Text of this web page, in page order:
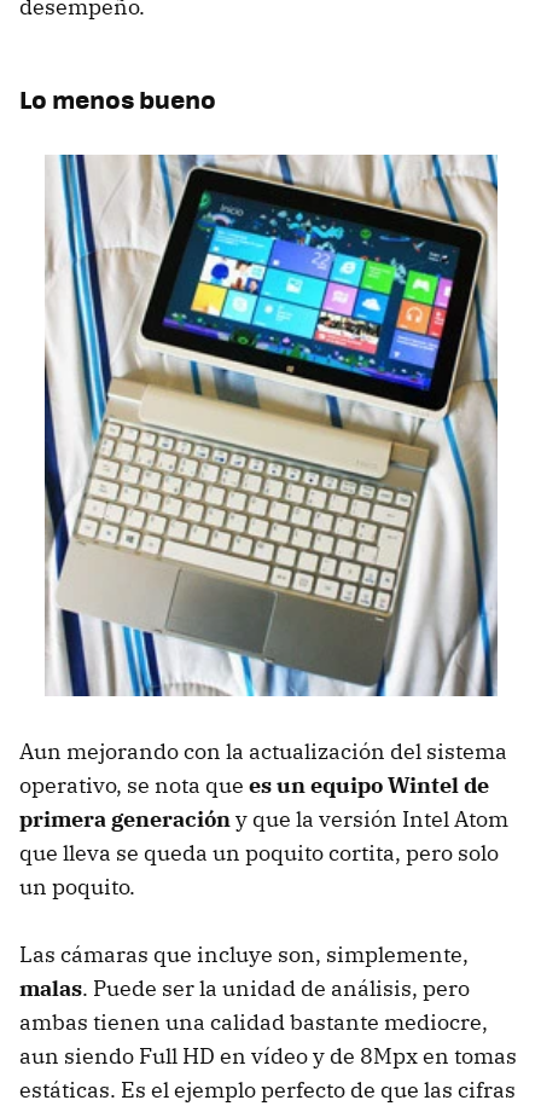
desempeño.
Lo menos bueno
Aun mejorando con la actualización del sistema
operativo, se nota que es un equipo Wintel de
primera generacióny que la versión Intel Atom
que lleva se queda un poquito cortita, pero solo
un poquito.
Las cámaras que incluye son, simplemente,
malas. Puede ser la unidad de análisis, pero
ambas tienen una calidad bastante mediocre,
aun siendo Full HD en vídeo y de 8Mpx en tomas
estáticas. Es el ejemplo perfecto de que las cifras